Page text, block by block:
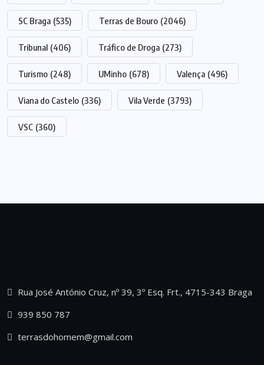
SC Braga (535) Terras de Bouro (2046)
Tribunal (406) Tráfico de Droga (273)
Turismo (248) UMinho (678) Valença (496)
Viana do Castelo (336) Vila Verde (3793)
VSC (360)
Rua José António Cruz, nº 39, 3º Esq. Frt., 4715-343 Braga
939 850 787
terrasdohomem@gmail.com